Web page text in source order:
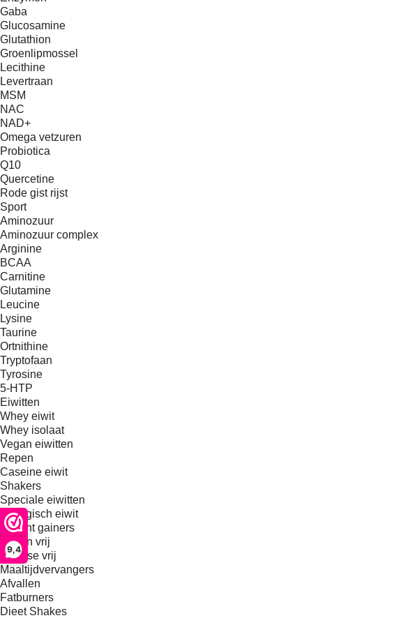
9,4
Gaba
Glucosamine
Glutathion
Groenlipmossel
Lecithine
Levertraan
MSM
NAC
NAD+
Omega vetzuren
Probiotica
Q10
Quercetine
Rode gist rijst
Sport
Aminozuur
Aminozuur complex
Arginine
BCAA
Carnitine
Glutamine
Leucine
Lysine
Taurine
Ortnithine
Tryptofaan
Tyrosine
5-HTP
Eiwitten
Whey eiwit
Whey isolaat
Vegan eiwitten
Repen
Caseine eiwit
Shakers
Speciale eiwitten
Biologisch eiwit
Weight gainers
Gluten vrij
Lactose vrij
Maaltijdvervangers
Afvallen
Fatburners
Dieet Shakes